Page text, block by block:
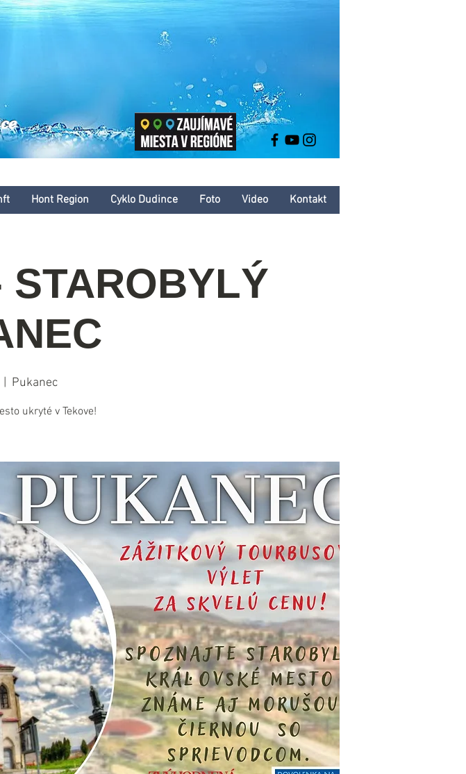
leto
Hont Region Cyklo Dudince Foto Video Kontakt
Pukanec